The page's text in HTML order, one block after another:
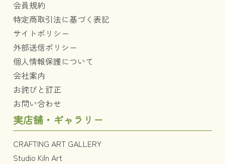
会員規約
特定商取引法に基づく表記
サイトポリシー
外部送信ポリシー
個人情報保護について
会社案内
お詫びと訂正
お問い合わせ
実店舗・ギャラリー
CRAFTING ART GALLERY
Studio Kiln Art